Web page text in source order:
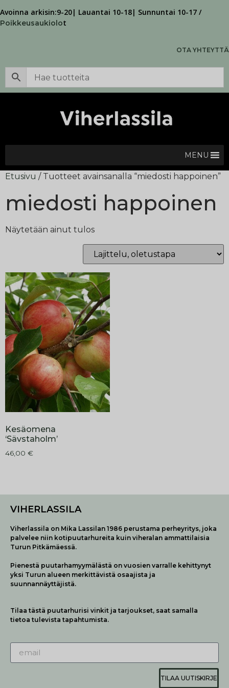
Avoinna arkisin:9-20| Lauantai 10-18| Sunnuntai 10-17 /
Poikkeusaukiolot
OTA YHTEYTTÄ
MENU
Etusivu / Tuotteet avainsanalla “miedosti happoinen”
miedosti happoinen
Näytetään ainut tulos
Kesäomena
‘Sävstaholm’
46,00 €
VIHERLASSILA
Viherlassila on Mika Lassilan 1986 perustama perheyritys, joka
palvelee niin kotipuutarhureita kuin viheralan ammattilaisia
Turun Pitkämäessä.
Pienestä puutarhamyymälästä on vuosien varralle kehittynyt
yksi Turun alueen merkittävistä osaajista ja
suunnannäyttäjistä.
Tilaa tästä puutarhurisi vinkit ja tarjoukset, saat samalla
tietoa tulevista tapahtumista.
TILAA UUTISKIRJE